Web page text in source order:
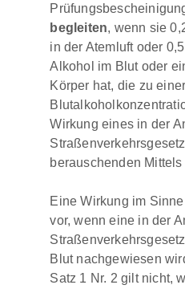
begleiten, wenn sie
in der Atemluft oder
Alkohol im Blut oder
Körper hat, die zu
Wirkung eines in der
berauschenden Mittels
Eine Wirkung im
vor, wenn eine in der
Blut nachgewiesen
Satz 1 Nr. 2 gilt nicht,